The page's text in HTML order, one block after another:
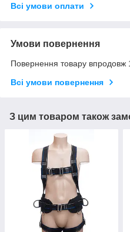
Всі умови оплати
Умови повернення
Повернення товару впродовж
Всі умови повернення
З цим товаром також